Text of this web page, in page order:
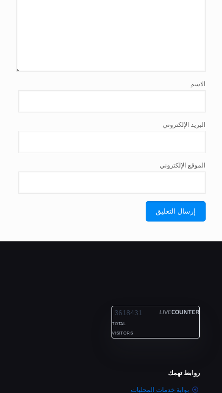
الاسم
البريد الإلكتروني
الموقع الإلكتروني
3618431
TOTAL
VISITORS
روابط تهمك
بوابة خدمات المحليات